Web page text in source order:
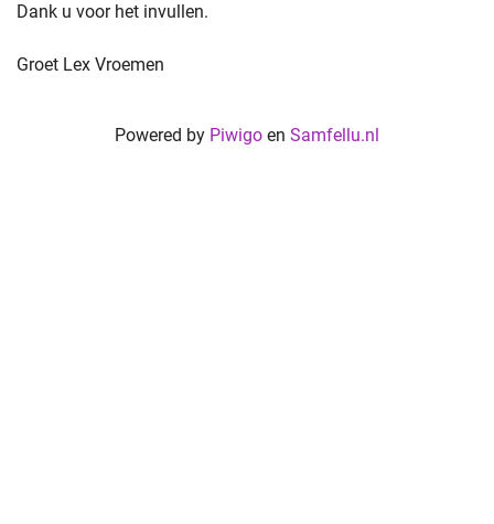
Dank u voor het invullen.
Groet Lex Vroemen
Powered by Piwigo en Samfellu.nl